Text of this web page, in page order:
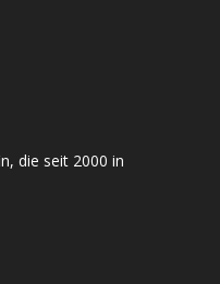
die seit 2000 in